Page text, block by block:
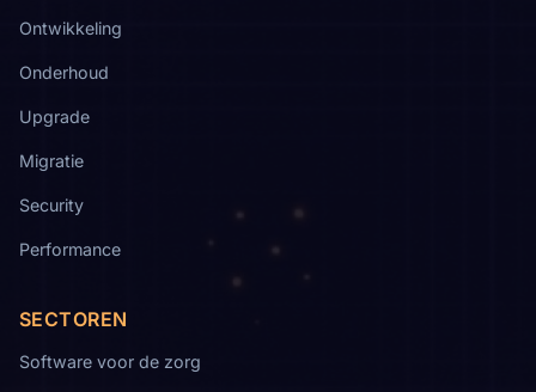
Ontwikkeling
Onderhoud
Upgrade
Migratie
Security
Performance
SECTOREN
Software voor de zorg